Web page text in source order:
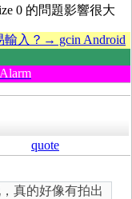
0 的問題影響很大
輸入？→ gcin Android
quote
真的好像有拍出